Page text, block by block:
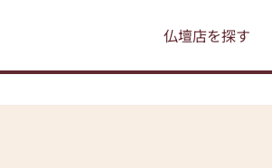
仏壇店を探す